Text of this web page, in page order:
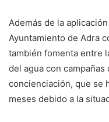
Además de la
Ayuntamiento de Adra
también fomenta entre
del agua con
concienciación, que se
meses debido a la